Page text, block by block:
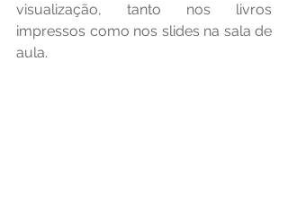
visualização, tanto nos livros
impressos como nos slides na sala de
aula.